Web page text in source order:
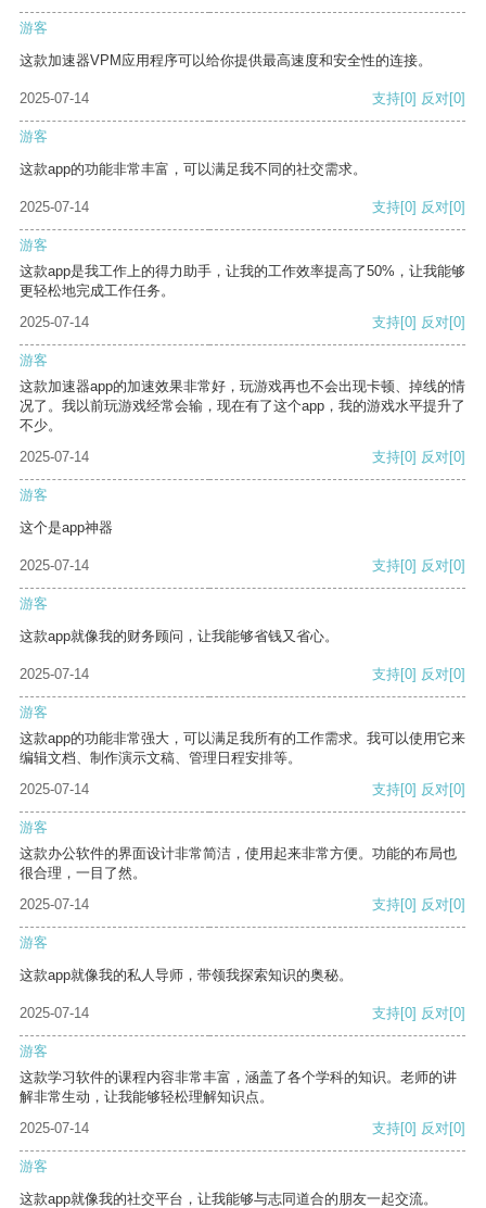
游客
这款加速器VPM应用程序可以给你提供最高速度和安全性的连接。
2025-07-14 支持[0] 反对[0]
游客
这款app的功能非常丰富，可以满足我不同的社交需求。
2025-07-14 支持[0] 反对[0]
游客
这款app是我工作上的得力助手，让我的工作效率提高了50%，让我能够
更轻松地完成工作任务。
2025-07-14
支持[0] 反对[0]
游客
这款加速器app的加速效果非常好，玩游戏再也不会出现卡顿、掉线的情
况了。我以前玩游戏经常会输，现在有了这个app，我的游戏水平提升了
不少。
2025-07-14
支持[0] 反对[0]
游客
这个是app神器
2025-07-14 支持[0] 反对[0]
游客
这款app就像我的财务顾问，让我能够省钱又省心。
2025-07-14 支持[0] 反对[0]
游客
这款app的功能非常强大，可以满足我所有的工作需求。我可以使用它来
编辑文档、制作演示文稿、管理日程安排等。
2025-07-14
支持[0] 反对[0]
游客
这款办公软件的界面设计非常简洁，使用起来非常方便。功能的布局也
很合理，一目了然。
2025-07-14
支持[0] 反对[0]
游客
这款app就像我的私人导师，带领我探索知识的奥秘。
2025-07-14 支持[0] 反对[0]
游客
这款学习软件的课程内容非常丰富，涵盖了各个学科的知识。老师的讲
解非常生动，让我能够轻松理解知识点。
2025-07-14
支持[0] 反对[0]
游客
这款app就像我的社交平台，让我能够与志同道合的朋友一起交流。